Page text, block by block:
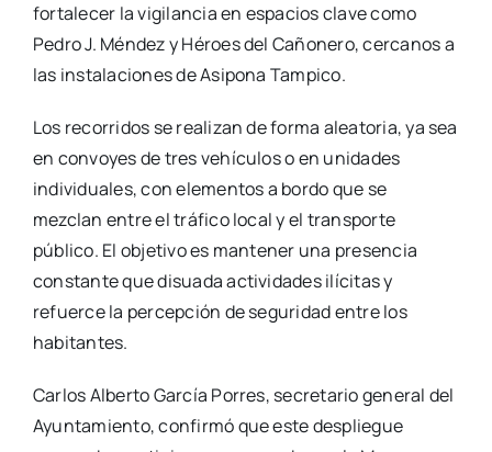
fortalecer la vigilancia en espacios clave como
Pedro J. Méndez y Héroes del Cañonero, cercanos a
las instalaciones de Asipona Tampico.
Los recorridos se realizan de forma aleatoria, ya sea
en convoyes de tres vehículos o en unidades
individuales, con elementos a bordo que se
mezclan entre el tráfico local y el transporte
público. El objetivo es mantener una presencia
constante que disuada actividades ilícitas y
refuerce la percepción de seguridad entre los
habitantes.
Carlos Alberto García Porres, secretario general del
Ayuntamiento, confirmó que este despliegue